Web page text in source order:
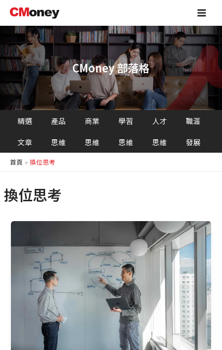
主
容
Main
CMoney 部落格
精選
文章
產品
思維
商業
思維
學習
思維
人才
思維
職涯
發展
首頁 換位思考
換位思考
真
問